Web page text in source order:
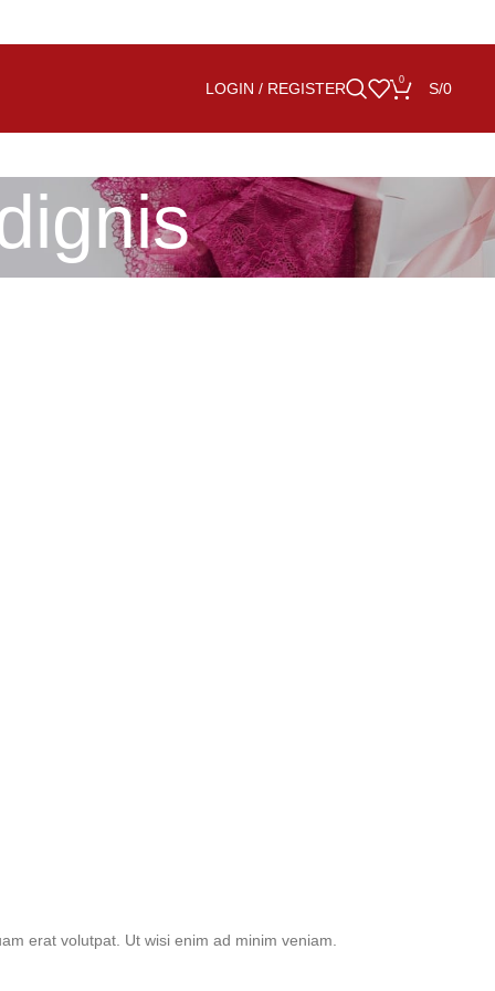
LOGIN / REGISTER 0 S/0
erat volutpat. Ut wisi enim ad minim veniam.